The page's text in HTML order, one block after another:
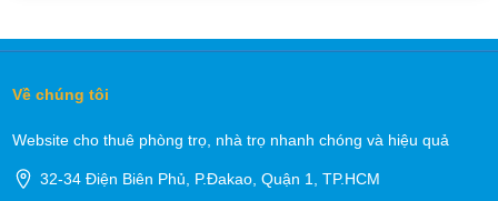
Về chúng tôi
Website cho thuê phòng trọ, nhà trọ nhanh chóng và hiệu quả
32-34 Điện Biên Phủ, P.Đakao, Quận 1, TP.HCM